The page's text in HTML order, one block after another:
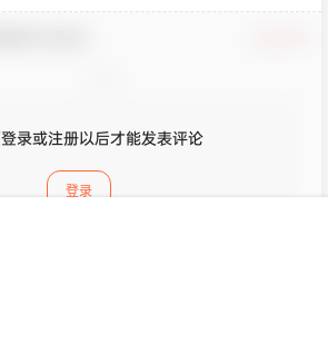
录或注册以后才能发表评论
登录